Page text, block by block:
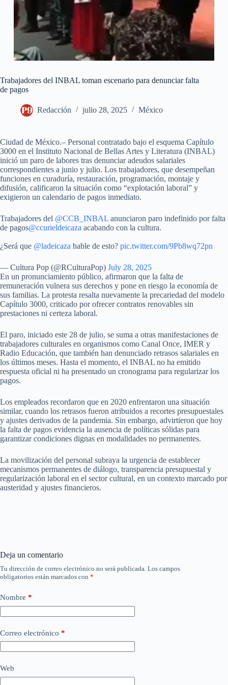
Trabajadores del INBAL toman escenario para denunciar falta
de pagos
Redacción julio 28, 2025 México
Ciudad de México.– Personal contratado bajo el esquema Capítulo
3000 en el Instituto Nacional de Bellas Artes y Literatura (INBAL)
inició un paro de labores tras denunciar adeudos salariales
correspondientes a junio y julio. Los trabajadores, que desempeñan
funciones en curaduría, restauración, programación, montaje y
difusión, calificaron la situación como “explotación laboral” y
exigieron un calendario de pagos inmediato.
Trabajadores del @CCB_INBAL anunciaron paro indefinido por falta
de pagos@ccurieldeicaza acabando con la cultura.
¿Será que @ladeicaza hable de esto? pic.twitter.com/9Pb8wq72pn
— Cultura Pop (@RCulturaPop) July 28, 2025
En un pronunciamiento público, afirmaron que la falta de
remuneración vulnera sus derechos y pone en riesgo la economía de
sus familias. La protesta resalta nuevamente la precariedad del modelo
Capítulo 3000, criticado por ofrecer contratos renovables sin
prestaciones ni certeza laboral.
El paro, iniciado este 28 de julio, se suma a otras manifestaciones de
trabajadores culturales en organismos como Canal Once, IMER y
Radio Educación, que también han denunciado retrasos salariales en
los últimos meses. Hasta el momento, el INBAL no ha emitido
respuesta oficial ni ha presentado un cronograma para regularizar los
pagos.
Los empleados recordaron que en 2020 enfrentaron una situación
similar, cuando los retrasos fueron atribuidos a recortes presupuestales
y ajustes derivados de la pandemia. Sin embargo, advirtieron que hoy
la falta de pagos evidencia la ausencia de políticas sólidas para
garantizar condiciones dignas en modalidades no permanentes.
La movilización del personal subraya la urgencia de establecer
mecanismos permanentes de diálogo, transparencia presupuestal y
regularización laboral en el sector cultural, en un contexto marcado por
austeridad y ajustes financieros.
Deja un comentario
Tu dirección de correo electrónico no será publicada. Los campos
obligatorios están marcados con *
Nombre *
Correo electrónico *
Web